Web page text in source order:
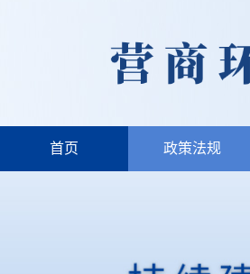
首页 政策法规